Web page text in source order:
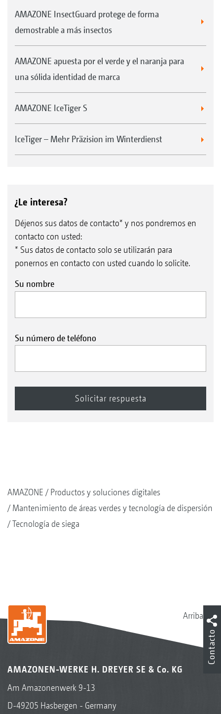
AMAZONE InsectGuard protege de forma
demostrable a más insectos
AMAZONE apuesta por el verde y el naranja para
una sólida identidad de marca
AMAZONE IceTiger S
IceTiger – Mehr Präzision im Winterdienst
¿Le interesa?
Déjenos sus datos de contacto* y nos pondremos en
contacto con usted:
* Sus datos de contacto solo se utilizarán para
ponernos en contacto con usted cuando lo solicite.
Su nombre
Su número de teléfono
AMAZONE
Productos y soluciones digitales
Mantenimiento de áreas verdes y tecnología de dispersión
Tecnología de siega
Arriba
AMAZONEN-WERKE H. DREYER SE & Co. KG
Am Amazonenwerk 9-13
D-49205 Hasbergen - Germany
Contacto